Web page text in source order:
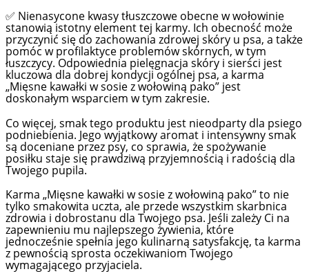
✅ Nienasycone kwasy tłuszczowe obecne w wołowinie
stanowią istotny element tej karmy. Ich obecność może
przyczynić się do zachowania zdrowej skóry u psa, a także
pomóc w profilaktyce problemów skórnych, w tym
łuszczycy. Odpowiednia pielęgnacja skóry i sierści jest
kluczowa dla dobrej kondycji ogólnej psa, a karma
„Mięsne kawałki w sosie z wołowiną pako” jest
doskonałym wsparciem w tym zakresie.
Co więcej, smak tego produktu jest nieodparty dla psiego
podniebienia. Jego wyjątkowy aromat i intensywny smak
są doceniane przez psy, co sprawia, że spożywanie
posiłku staje się prawdziwą przyjemnością i radością dla
Twojego pupila.
Karma „Mięsne kawałki w sosie z wołowiną pako” to nie
tylko smakowita uczta, ale przede wszystkim skarbnica
zdrowia i dobrostanu dla Twojego psa. Jeśli zależy Ci na
zapewnieniu mu najlepszego żywienia, które
jednocześnie spełnia jego kulinarną satysfakcję, ta karma
z pewnością sprosta oczekiwaniom Twojego
wymagającego przyjaciela.